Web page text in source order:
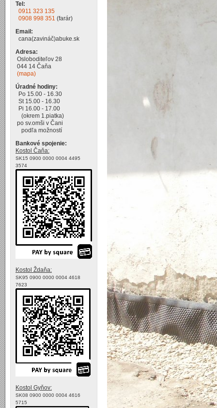
Tel:
0911 323 135
0908 998 351 (farár)
Email:
cana(zavináč)abuke.sk
Adresa:
Osloboditeľov 28
044 14 Čaňa
(mapa)
Úradné hodiny:
Po 15.00 - 16.30
St 15.00 - 16.30
Pi 16.00 - 17.00
(okrem 1.piatka)
po sv.omši v Čani
podľa možností
Bankové spojenie:
Kostol Čaňa:
SK15 0900 0000 0004 4495
3574
Kostol Ždaňa:
SK95 0900 0000 0004 4618
7623
Kostol Gyňov:
SK08 0900 0000 0004 4616
5715